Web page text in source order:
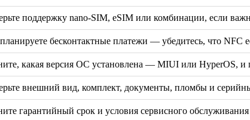
поддержку nano-SIM, eSIM или комбинации, если
бесконтактные платежи — убедитесь, что NFC
какая версия ОС установлена — MIUI или HyperOS, и
внешний вид, комплект, документы, пломбы и
гарантийный срок и условия сервисного